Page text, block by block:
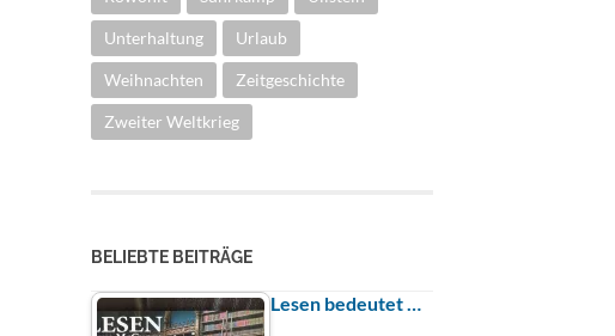
Unterhaltung Urlaub
Weihnachten Zeitgeschichte
Zweiter Weltkrieg
BELIEBTE BEITRÄGE
Lesen bedeutet …